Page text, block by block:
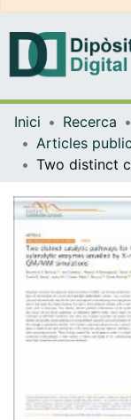
Inici Recerca